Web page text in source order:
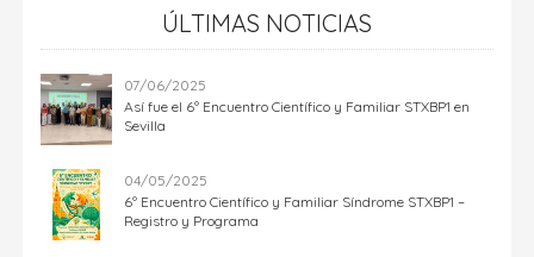
ÚLTIMAS NOTICIAS
07/06/2025
Así fue el 6º Encuentro Científico y Familiar STXBP1 en
Sevilla
04/05/2025
6º Encuentro Científico y Familiar Síndrome STXBP1 –
Registro y Programa